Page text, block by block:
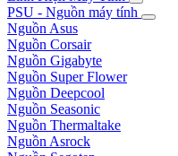
PSU - Nguồn máy tính
Nguồn Asus
Nguồn Corsair
Nguồn Gigabyte
Nguồn Super Flower
Nguồn Deepcool
Nguồn Seasonic
Nguồn Thermaltake
Nguồn Asrock